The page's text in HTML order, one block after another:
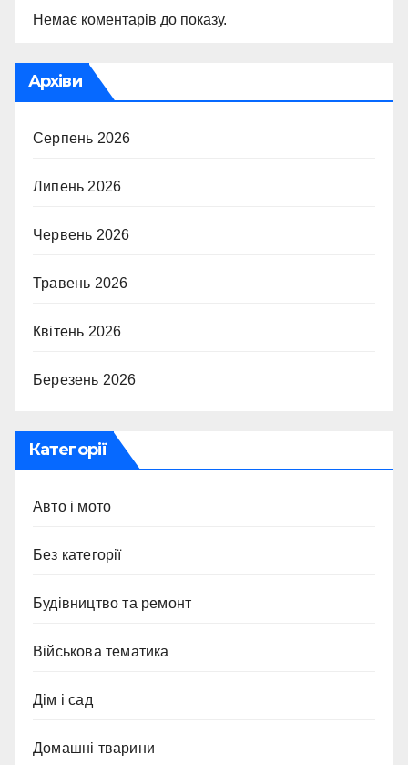
Немає коментарів до показу.
Архіви
Серпень 2026
Липень 2026
Червень 2026
Травень 2026
Квітень 2026
Березень 2026
Категорії
Авто і мото
Без категорії
Будівництво та ремонт
Військова тематика
Дім і сад
Домашні тварини